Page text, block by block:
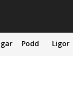
Podd Ligor